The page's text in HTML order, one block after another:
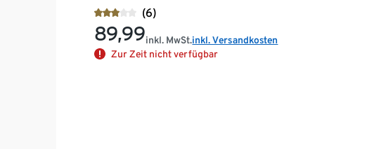
(6)
89,99inkl. MwSt.inkl. Versandkosten
Zur Zeit nicht verfügbar